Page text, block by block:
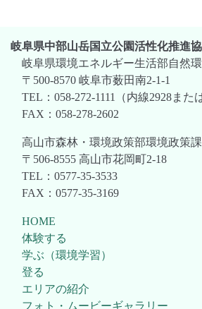
岐阜県中部山岳国立公園活性化推進
岐阜県環境エネルギー生活部自然
〒500-8570 岐阜市薮田南2-1-1
TEL：058-272-1111（内線2928また
FAX：058-278-2602
高山市森林・環境政策部環境政策課
〒506-8555 高山市花岡町2-18
TEL：0577-35-3533
FAX：0577-35-3169
HOME
体験する
学ぶ（環境学習）
登る
エリアの紹介
フォト・ムービーギャラリー